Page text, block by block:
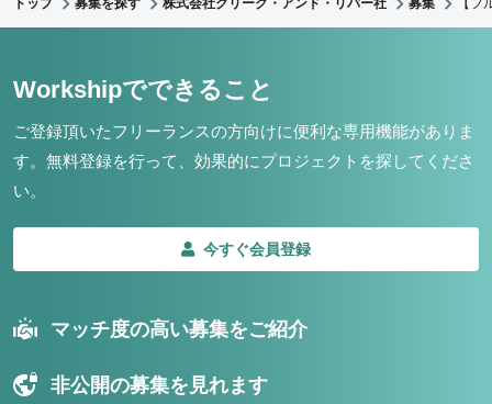
トップ 募集を探す 株式会社クリーク・アンド・リバー社 募集 【
Workshipでできること
ご登録頂いたフリーランスの方向けに便利な専用機能がありま
す。 無料登録を行って、効果的にプロジェクトを探してくださ
い。
今すぐ会員登録
マッチ度の高い募集をご紹介
非公開の募集を見れます